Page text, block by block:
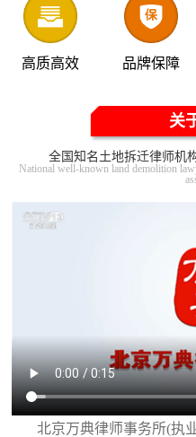
高质高效 品牌保障
关
全国知名土地拆迁律师机
National well-known land demolition
北京万典律师事务所(执业